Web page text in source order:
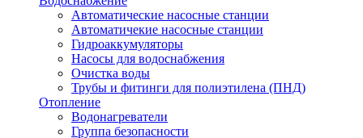
Автоматичеcкие насосные станции
Автоматичекие насосные станции
Гидроаккумуляторы
Насосы для водоснабжения
Очистка воды
Трубы и фитинги для полиэтилена (ПНД)
Отопление
Водонагреватели
Группа безопасности